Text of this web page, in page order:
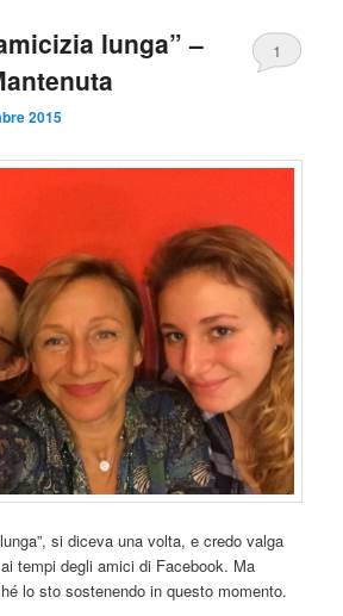
lunga” –
2015
1
si diceva una volta, e credo valga
tempi degli amici di Facebook. Ma
lo sto sostenendo in questo momento.